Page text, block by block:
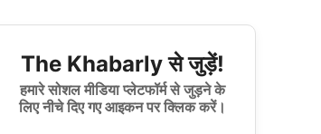
The Khabarly से जुड़ें!
हमारे सोशल मीडिया प्लेटफॉर्म से जुड़ने के
लिए नीचे दिए गए आइकन पर क्लिक करें।